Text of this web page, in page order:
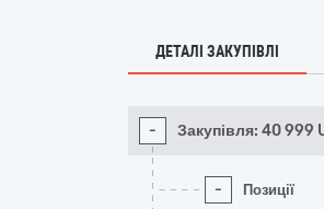
ДЕТАЛІ ЗАКУПІВЛІ
- Закупівля: 40 999
- Позиції